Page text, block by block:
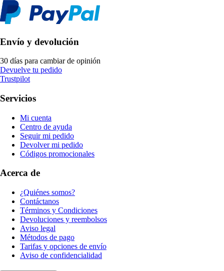
Envío y devolución
30 días para cambiar de opinión
Devuelve tu pedido
Trustpilot
Servicios
Mi cuenta
Centro de ayuda
Seguir mi pedido
Devolver mi pedido
Códigos promocionales
Acerca de
¿Quiénes somos?
Contáctanos
Términos y Condiciones
Devoluciones y reembolsos
Aviso legal
Métodos de pago
Tarifas y opciones de envío
Aviso de confidencialidad